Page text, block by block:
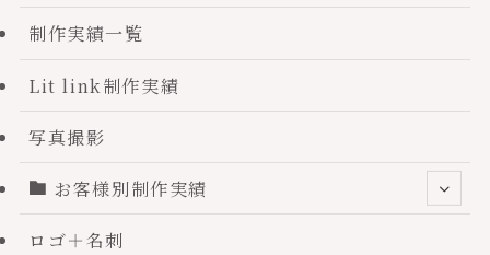
制作実績一覧
Lit link制作実績
写真撮影
お客様別制作実績
ロゴ＋名刺